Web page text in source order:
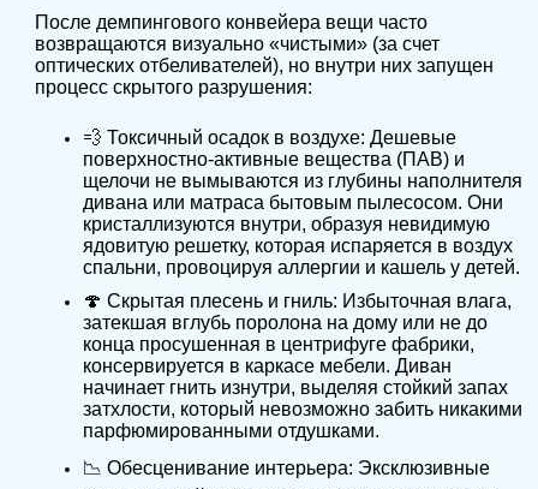
После демпингового конвейера вещи часто
возвращаются визуально «чистыми» (за счет
оптических отбеливателей), но внутри них запущен
процесс скрытого разрушения:
💨 Токсичный осадок в воздухе: Дешевые
поверхностно-активные вещества (ПАВ) и
щелочи не вымываются из глубины наполнителя
дивана или матраса бытовым пылесосом. Они
кристаллизуются внутри, образуя невидимую
ядовитую решетку, которая испаряется в воздух
спальни, провоцируя аллергии и кашель у детей.
🍄 Скрытая плесень и гниль: Избыточная влага,
затекшая вглубь поролона на дому или не до
конца просушенная в центрифуге фабрики,
консервируется в каркасе мебели. Диван
начинает гнить изнутри, выделяя стойкий запах
затхлости, который невозможно забить никакими
парфюмированными отдушками.
📉 Обесценивание интерьера: Эксклюзивные